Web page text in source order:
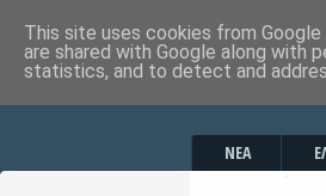
ΝΕΑ
This site uses cookies from
are shared with Google along with
statistics, and to detect and